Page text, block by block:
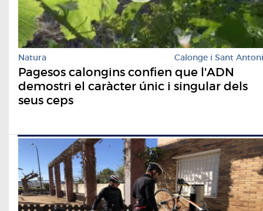
Natura Calonge i Sant Antoni
Pagesos calongins confien que l'ADN
demostri el caràcter únic i singular dels
seus ceps